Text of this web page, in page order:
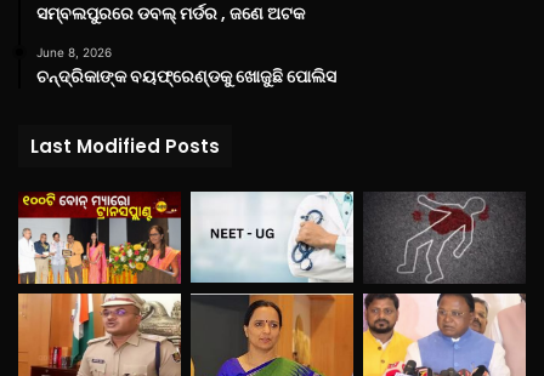
ସମ୍ବଲପୁରରେ ଡବଲ୍ ମର୍ଡର , ଜଣେ ଅଟକ
June 8, 2026
ଚନ୍ଦ୍ରିକାଙ୍କ ବୟଫ୍ରେଣ୍ଡକୁ ଖୋଜୁଛି ପୋଲିସ
Last Modified Posts